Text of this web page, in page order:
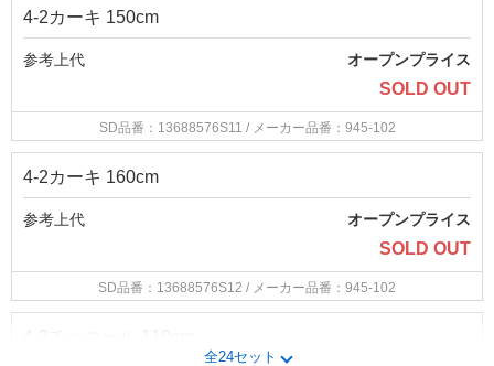
4-2カーキ 150cm
参考上代 オープンプライス
SOLD OUT
SD品番：13688576S11 / メーカー品番：945-102
4-2カーキ 160cm
参考上代 オープンプライス
SOLD OUT
SD品番：13688576S12 / メーカー品番：945-102
全24セット